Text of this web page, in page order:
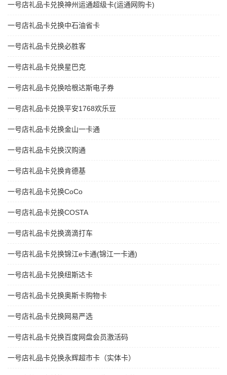
一号店礼品卡兑换神州运通超级卡(运通网购卡)
一号店礼品卡兑换中石油省卡
一号店礼品卡兑换必胜客
一号店礼品卡兑换星巴克
一号店礼品卡兑换哈根达斯电子券
一号店礼品卡兑换平安1768欢乐豆
一号店礼品卡兑换金山一卡通
一号店礼品卡兑换汉购通
一号店礼品卡兑换肯德基
一号店礼品卡兑换CoCo
一号店礼品卡兑换COSTA
一号店礼品卡兑换滴滴打车
一号店礼品卡兑换锦江e卡通(锦江一卡通)
一号店礼品卡兑换纽斯达卡
一号店礼品卡兑换奥斯卡购物卡
一号店礼品卡兑换网易严选
一号店礼品卡兑换百度网盘会员激活码
一号店礼品卡兑换永辉超市卡（实体卡）